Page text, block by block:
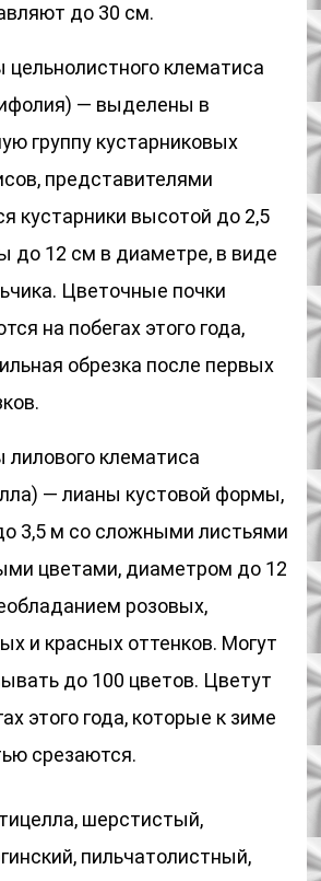
до 30 см.
цельнолистного клематиса
— выделены в
группу кустарниковых
представителями
кустарники высотой до 2,5
до 12 см в диаметре, в виде
Цветочные почки
на побегах этого года,
обрезка после первых
лилового клематиса
— лианы кустовой формы,
3,5 м со сложными листьями
цветами, диаметром до 12
розовых,
и красных оттенков. Могут
до 100 цветов. Цветут
этого года, которые к зиме
срезаются.
шерстистый,
пильчатолистный,